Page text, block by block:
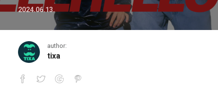
2024.06.13.
author:
tixa